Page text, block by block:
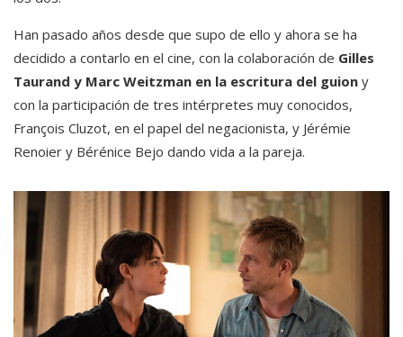
Han pasado años desde que supo de ello y ahora se ha
decidido a contarlo en el cine, con la colaboración de Gilles
Taurand y Marc Weitzman en la escritura del guion y
con la participación de tres intérpretes muy conocidos,
François Cluzot, en el papel del negacionista, y Jérémie
Renoier y Bérénice Bejo dando vida a la pareja.